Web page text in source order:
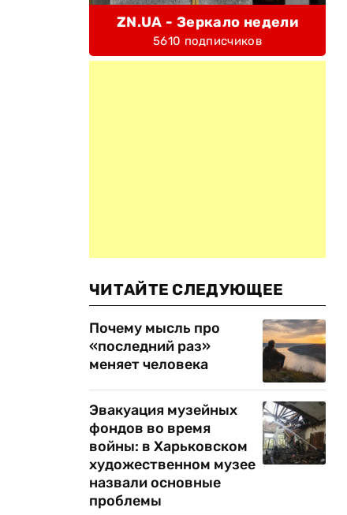
ZN.UA - Зеркало недели
5610 подписчиков
ЧИТАЙТЕ СЛЕДУЮЩЕЕ
Почему мысль про
«последний раз»
меняет человека
Эвакуация музейных
фондов во время
войны: в Харьковском
художественном музее
назвали основные
проблемы